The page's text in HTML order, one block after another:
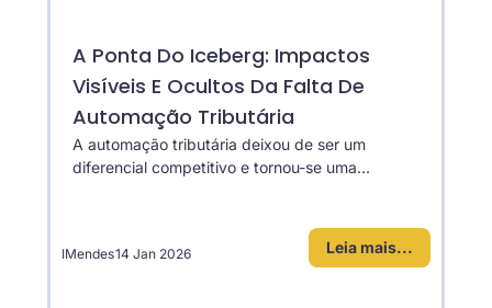
A Ponta Do Iceberg: Impactos
Visíveis E Ocultos Da Falta De
Automação Tributária
A automação tributária deixou de ser um
diferencial competitivo e tornou-se uma...
Leia mais...
IMendes14 Jan 2026